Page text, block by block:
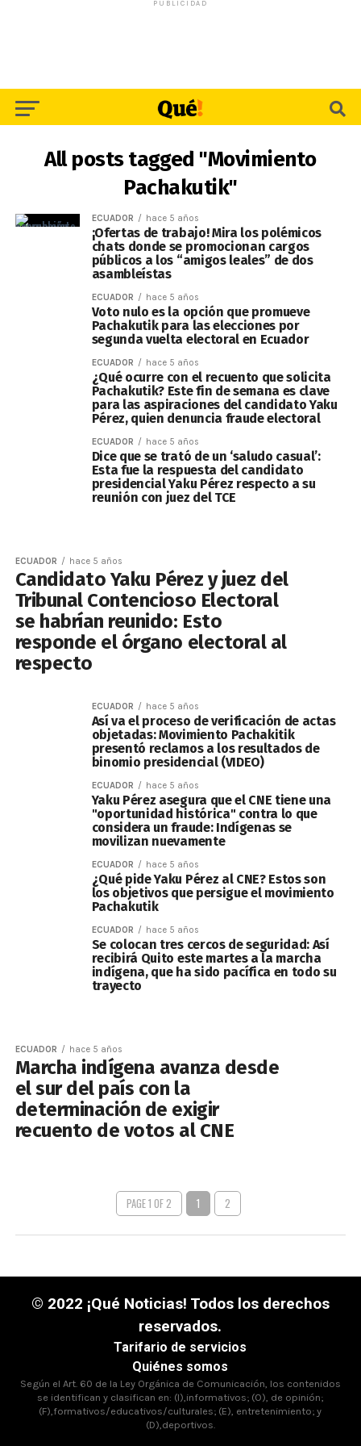
PUBLICIDAD
All posts tagged "Movimiento
Pachakutik"
ECUADOR hace 5 años
¡Ofertas de trabajo! Mira los polémicos
chats donde se promocionan cargos
públicos a los “amigos leales” de dos
asambleístas
ECUADOR hace 5 años
Voto nulo es la opción que promueve
Pachakutik para las elecciones por
segunda vuelta electoral en Ecuador
ECUADOR hace 5 años
¿Qué ocurre con el recuento que solicita
Pachakutik? Este fin de semana es clave
para las aspiraciones del candidato Yaku
Pérez, quien denuncia fraude electoral
ECUADOR hace 5 años
Dice que se trató de un ‘saludo casual’:
Esta fue la respuesta del candidato
presidencial Yaku Pérez respecto a su
reunión con juez del TCE
ECUADOR hace 5 años
Candidato Yaku Pérez y juez del
Tribunal Contencioso Electoral
se habrían reunido: Esto
responde el órgano electoral al
respecto
ECUADOR hace 5 años
Así va el proceso de verificación de actas
objetadas: Movimiento Pachakitik
presentó reclamos a los resultados de
binomio presidencial (VIDEO)
ECUADOR hace 5 años
Yaku Pérez asegura que el CNE tiene una
"oportunidad histórica" contra lo que
considera un fraude: Indígenas se
movilizan nuevamente
ECUADOR hace 5 años
¿Qué pide Yaku Pérez al CNE? Estos son
los objetivos que persigue el movimiento
Pachakutik
ECUADOR hace 5 años
Se colocan tres cercos de seguridad: Así
recibirá Quito este martes a la marcha
indígena, que ha sido pacífica en todo su
trayecto
ECUADOR hace 5 años
Marcha indígena avanza desde
el sur del país con la
determinación de exigir
recuento de votos al CNE
PAGE 1 OF 2 1 2
© 2022 ¡Qué Noticias! Todos los derechos
reservados.
Tarifario de servicios
Quiénes somos
Según el Art. 60 de la Ley Orgánica de Comunicación, los contenidos
se identifican y clasifican en: (I),informativos; (O), de opinión;
(F),formativos/educativos/culturales; (E), entretenimiento; y
(D),deportivos.